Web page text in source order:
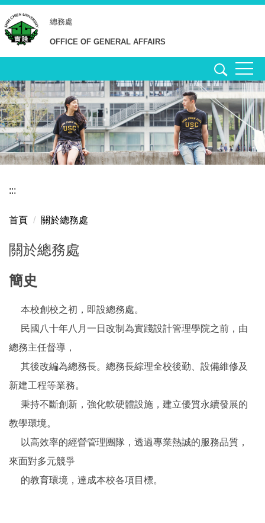
跳
到
主
要
容
區
總務處
OFFICE OF GENERAL AFFAIRS
:::
首頁 關於總務處
關於總務處
簡史
本校創校之初，即設總務處。
民國八十年八月一日改制為實踐設計管理學院之前，由
總務主任督導，
其後改編為總務長。總務長綜理全校後勤、設備維修及
新建工程等業務。
秉持不斷創新，強化軟硬體設施，建立優質永續發展的
教學環境。
以高效率的經營管理團隊，透過專業熱誠的服務品質，
來面對多元競爭
的教育環境，達成本校各項目標。